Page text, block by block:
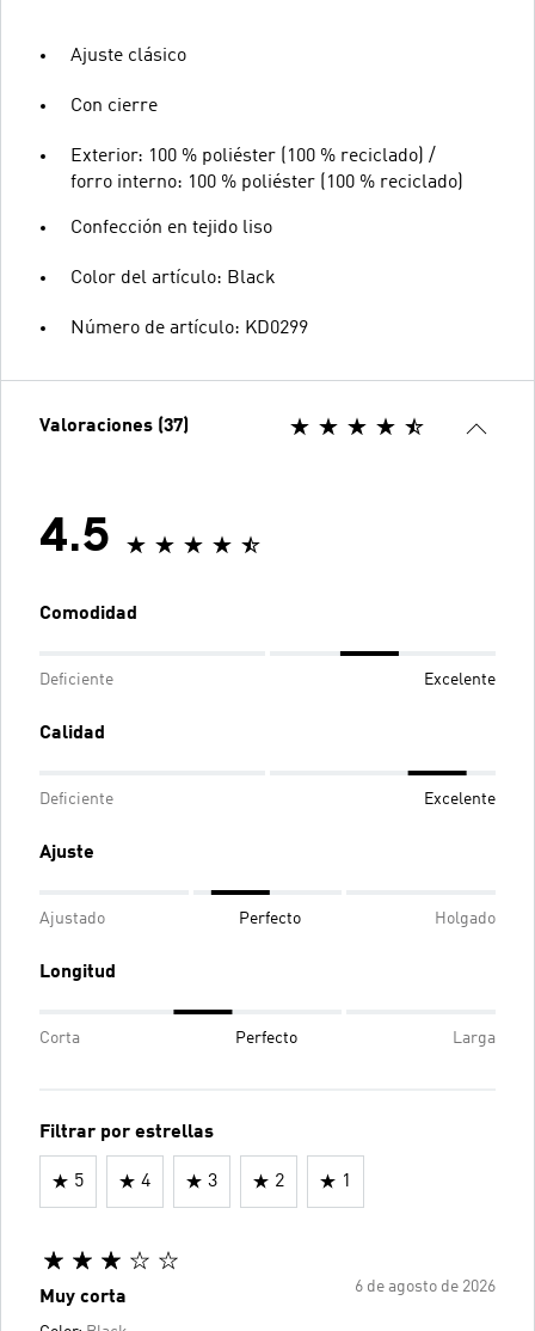
Ajuste clásico
Con cierre
Exterior: 100 % poliéster (100 % reciclado) /
forro interno: 100 % poliéster (100 % reciclado)
Confección en tejido liso
Color del artículo: Black
Número de artículo: KD0299
Valoraciones (37)
4.5
Comodidad
Deficiente Excelente
Calidad
Deficiente Excelente
Ajuste
Ajustado Perfecto Holgado
Longitud
Corta Perfecto Larga
Filtrar por estrellas
5 4 3 2 1
6 de agosto de 2026
Muy corta